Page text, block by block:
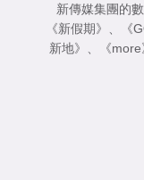
新傳媒集團的
《新假期》
《
新地》
《more